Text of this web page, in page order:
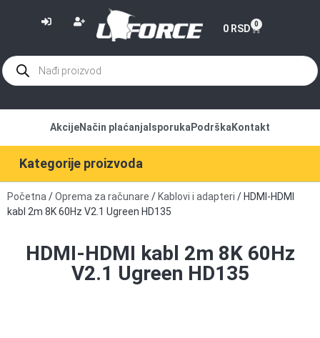
0 RSD 0
Kategorije proizvoda
AkcijeNačin plaćanja Isporuka Podrška Kontakt
Početna /Oprema za računare / Kablovi i adapteri / HDMI-HDMI
kabl 2m 8K 60Hz V2.1 Ugreen HD135
HDMI-HDMI kabl 2m 8K 60Hz
V2.1 Ugreen HD135